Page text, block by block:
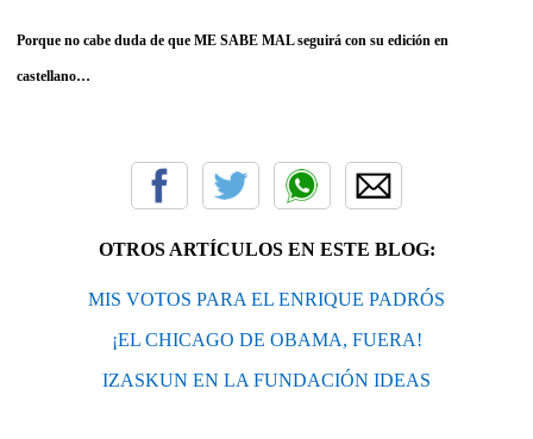
Porque no cabe duda de que ME SABE MAL seguirá con su edición en
castellano…
OTROS ARTÍCULOS EN ESTE BLOG:
MIS VOTOS PARA EL ENRIQUE PADRÓS
¡EL CHICAGO DE OBAMA, FUERA!
IZASKUN EN LA FUNDACIÓN IDEAS